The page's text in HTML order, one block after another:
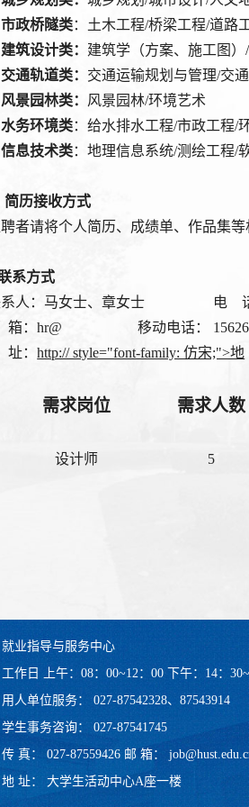
市政桥隧类： 土木工程/桥梁工程/道路
建筑设计类： 建筑学（方案、施工图）
交通轨道类： 交通运输规划与管理/交
风景园林类： 风景园林/环境艺术
水务环境类：给水排水工程/市政工程/
信息技术类：地理信息系统/测绘工程/
简历接收方式
者请将个人简历、成绩单、作品集
系方式
系人：马女士、章女士
电
箱：hr@移动电话：
址：http:// style="font-family: 仿宋;">地
需求岗位 需求人数
设计师 5
就业指导与服务中心
工作日 上午：08：00~12：00 下午：14：
用人单位服务： 027-87542328、87543914
学生事务咨询： 027-87541745
传 真： 027-87559426 邮 箱：
地 址： 大学生活动中心A座一楼